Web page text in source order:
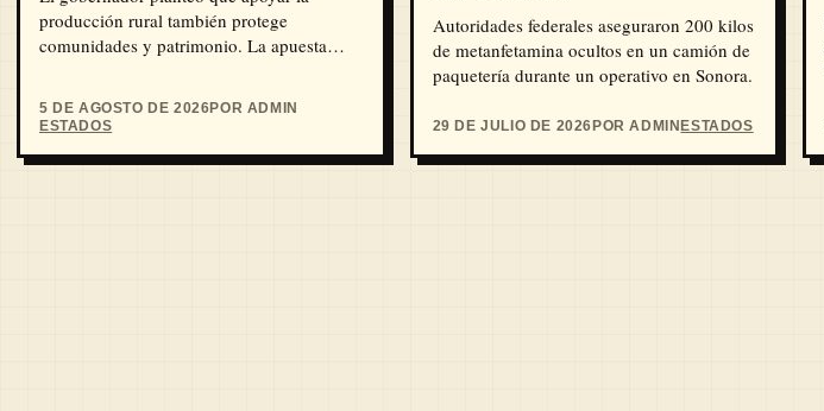
producción rural también protege
comunidades y patrimonio. La apuesta
5 DE AGOSTO DE 2026POR ADMIN
ESTADOS
Autoridades federales aseguraron 200 kilos
de metanfetamina ocultos en un camión de
paquetería durante un operativo en Sonora.
29 DE JULIO DE 2026POR ADMINESTADOS